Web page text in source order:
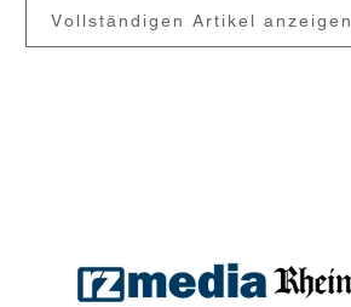
Vollständigen Artikel anzeigen